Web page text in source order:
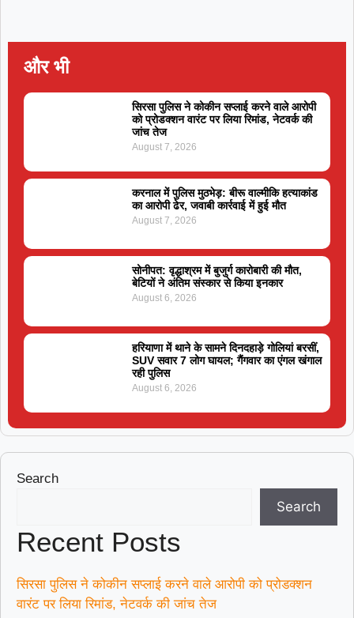
और भी
सिरसा पुलिस ने कोकीन सप्लाई करने वाले आरोपी
को प्रोडक्शन वारंट पर लिया रिमांड, नेटवर्क की
जांच तेज
August 7, 2026
करनाल में पुलिस मुठभेड़: बीरू वाल्मीकि हत्याकांड
का आरोपी ढेर, जवाबी कार्रवाई में हुई मौत
August 7, 2026
सोनीपत: वृद्धाश्रम में बुजुर्ग कारोबारी की मौत,
बेटियों ने अंतिम संस्कार से किया इनकार
August 6, 2026
हरियाणा में थाने के सामने दिनदहाड़े गोलियां बरसीं,
SUV सवार 7 लोग घायल; गैंगवार का एंगल खंगाल
रही पुलिस
August 6, 2026
Search
Search
Recent Posts
सिरसा पुलिस ने कोकीन सप्लाई करने वाले आरोपी को प्रोडक्शन
वारंट पर लिया रिमांड, नेटवर्क की जांच तेज